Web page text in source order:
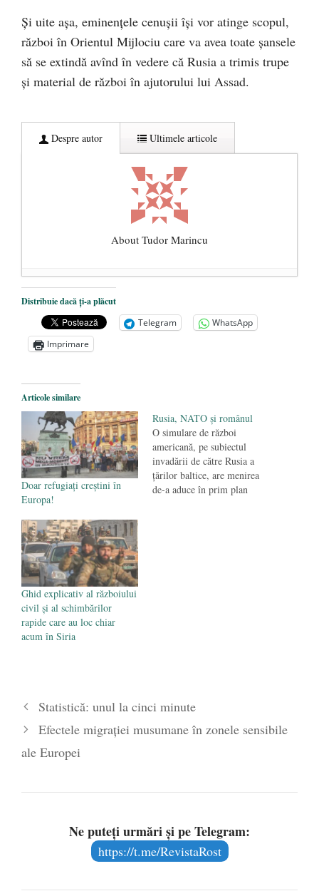
Și uite așa, eminențele cenușii își vor atinge scopul,
război în Orientul Mijlociu care va avea toate șansele
să se extindă avînd în vedere că Rusia a trimis trupe
și material de război în ajutorului lui Assad.
Despre autor Ultimele articole
About Tudor Marincu
De ce propaganda LGBT nu-și are locul în
unitățile de învățământ
- 17 iunie 2020
Anarhia din SUA e opera stângii radicale
2 iunie 2020
are prea puțin a face cu informarea
mai 2020
Distribuie dacă ți-a plăcut
Telegram
WhatsApp
Imprimare
Articole similare
Doar refugiați creștini în
Europa!
Rusia, NATO şi românul
O simulare de război
americană, pe subiectul
invadării de către Rusia a
ţărilor baltice, are menirea
de-a aduce în prim plan
Ghid explicativ al războiului
civil și al schimbărilor
rapide care au loc chiar
acum în Siria
Statistică: unul la cinci minute
Efectele migraţiei musumane în zonele sensibile
ale Europei
Ne puteți urmări și pe Telegram:
https://t.me/RevistaRost